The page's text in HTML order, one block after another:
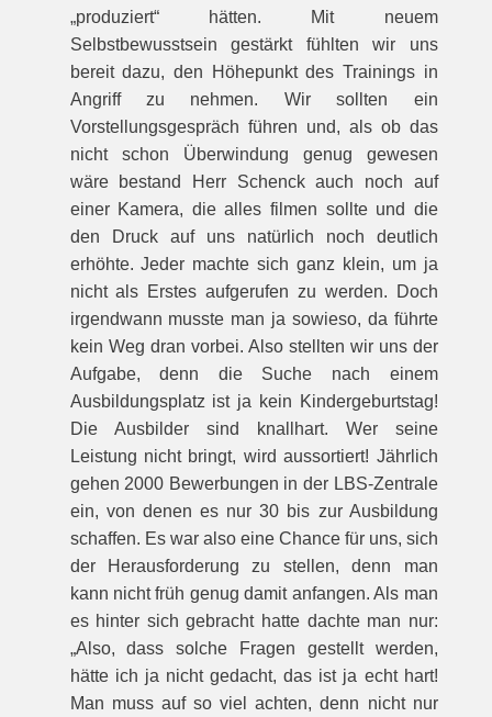
„produziert“ hätten. Mit neuem
Selbstbewusstsein gestärkt fühlten wir uns
bereit dazu, den Höhepunkt des Trainings in
Angriff zu nehmen. Wir sollten ein
Vorstellungsgespräch führen und, als ob das
nicht schon Überwindung genug gewesen
wäre bestand Herr Schenck auch noch auf
einer Kamera, die alles filmen sollte und die
den Druck auf uns natürlich noch deutlich
erhöhte. Jeder machte sich ganz klein, um ja
nicht als Erstes aufgerufen zu werden. Doch
irgendwann musste man ja sowieso, da führte
kein Weg dran vorbei. Also stellten wir uns der
Aufgabe, denn die Suche nach einem
Ausbildungsplatz ist ja kein Kindergeburtstag!
Die Ausbilder sind knallhart. Wer seine
Leistung nicht bringt, wird aussortiert! Jährlich
gehen 2000 Bewerbungen in der LBS-Zentrale
ein, von denen es nur 30 bis zur Ausbildung
schaffen. Es war also eine Chance für uns, sich
der Herausforderung zu stellen, denn man
kann nicht früh genug damit anfangen. Als man
es hinter sich gebracht hatte dachte man nur:
„Also, dass solche Fragen gestellt werden,
hätte ich ja nicht gedacht, das ist ja echt hart!
Man muss auf so viel achten, denn nicht nur